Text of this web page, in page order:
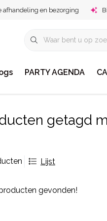
afhandeling en bezorging
PARTY AGENDA
getagd
Lijst
gevonden!